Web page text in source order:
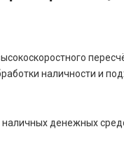
наличности и
денежных